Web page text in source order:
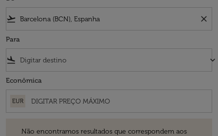
flight_takeoff close
Para
flight_land keyboard_arrow_down
Econômica
EUR
Não encontramos resultados que correspondem aos